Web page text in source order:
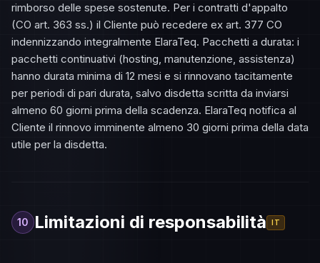
rimborso delle spese sostenute. Per i contratti d'appalto
(CO art. 363 ss.) il Cliente può recedere ex art. 377 CO
indennizzando integralmente ElaraTeq. Pacchetti a durata: i
pacchetti continuativi (hosting, manutenzione, assistenza)
hanno durata minima di 12 mesi e si rinnovano tacitamente
per periodi di pari durata, salvo disdetta scritta da inviarsi
almeno 60 giorni prima della scadenza. ElaraTeq notifica al
Cliente il rinnovo imminente almeno 30 giorni prima della data
utile per la disdetta.
10 Limitazioni di responsabilità IT